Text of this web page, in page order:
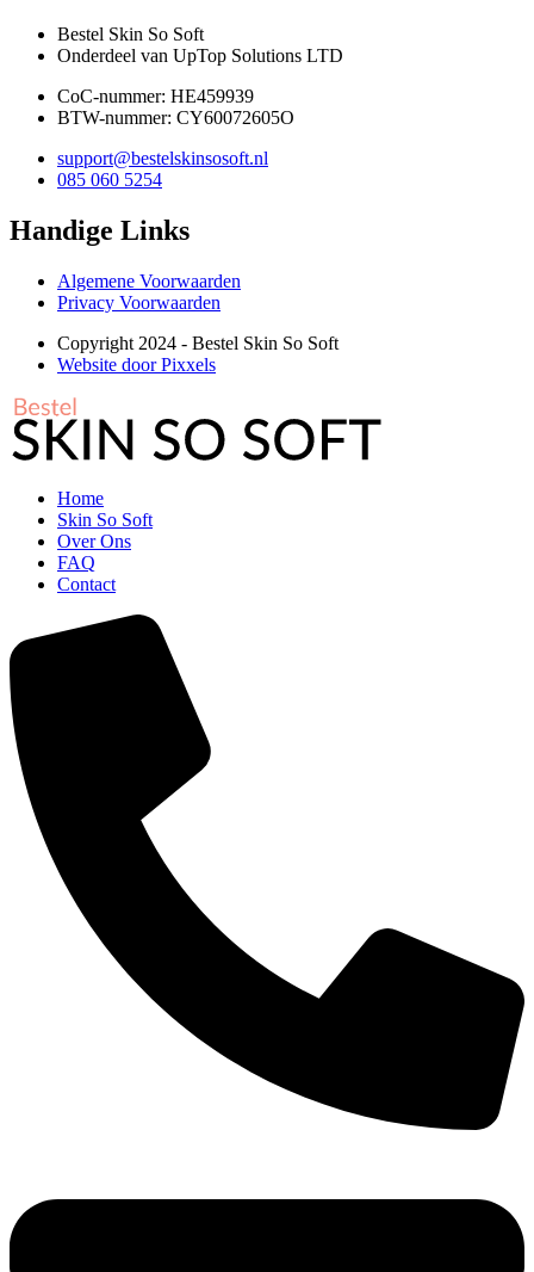
Bestel Skin So Soft
Onderdeel van UpTop Solutions LTD
CoC-nummer: HE459939
BTW-nummer: CY60072605O
support@bestelskinsosoft.nl
085 060 5254
Handige Links
Algemene Voorwaarden
Privacy Voorwaarden
Copyright 2024 - Bestel Skin So Soft
Website door Pixxels
Home
Skin So Soft
Over Ons
FAQ
Contact